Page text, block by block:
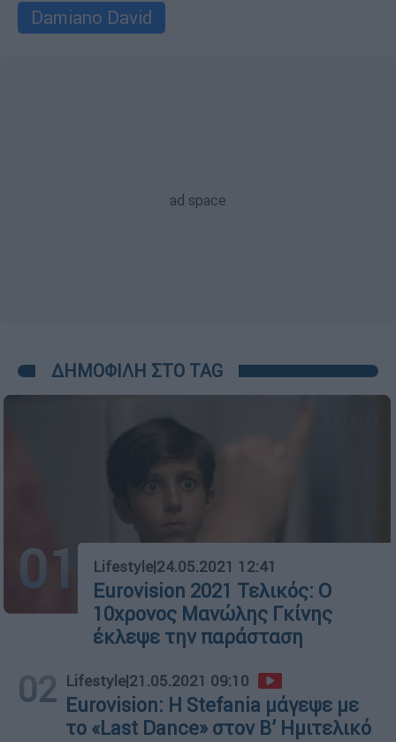
Damiano David
ΔΗΜΟΦΙΛΗ ΣΤΟ TAG
01 Lifestyle|24.05.2021 12:41
Eurovision 2021 Τελικός: Ο
10χρονος Μανώλης Γκίνης
έκλεψε την παράσταση
02 Lifestyle|21.05.2021 09:10
Eurovision: Η Stefania μάγεψε με
το «Last Dance» στον Β’ Ημιτελικό